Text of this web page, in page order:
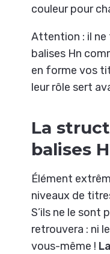
couleur pour
Attention : il ne
balises Hn
en forme vos
leur rôle sert
La
balises
Élément
niveaux de
S’ils ne le sont
retrouvera : ni
vous-même !